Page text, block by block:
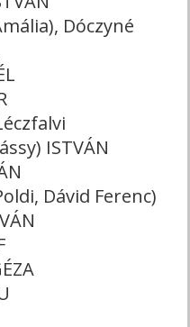
Dóczyné
ISTVÁN
Dávid Ferenc)